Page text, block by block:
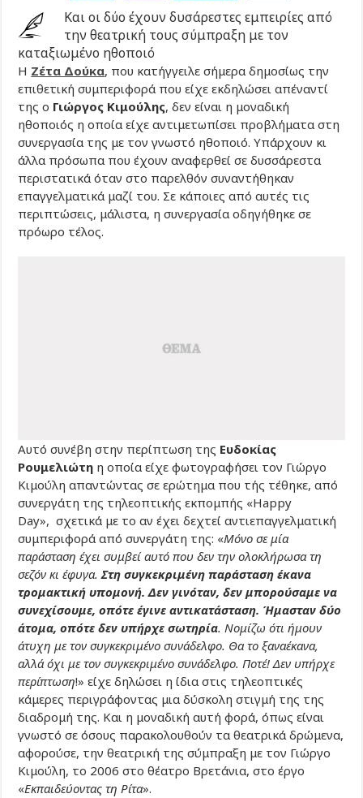
Και οι δύο έχουν δυσάρεστες εμπειρίες από
την θεατρική τους σύμπραξη με τον
καταξιωμένο ηθοποιό
Η Ζέτα Δούκα, που κατήγγειλε σήμερα δημοσίως την
επιθετική συμπεριφορά που είχε εκδηλώσει απέναντί
της ο Γιώργος Κιμούλης, δεν είναι η μοναδική
ηθοποιός η οποία είχε αντιμετωπίσει προβλήματα στη
συνεργασία της με τον γνωστό ηθοποιό. Υπάρχουν κι
άλλα πρόσωπα που έχουν αναφερθεί σε δυσσάρεστα
περιστατικά όταν στο παρελθόν συναντήθηκαν
επαγγελματικά μαζί του. Σε κάποιες από αυτές τις
περιπτώσεις, μάλιστα, η συνεργασία οδηγήθηκε σε
πρόωρο τέλος.
Αυτό συνέβη στην περίπτωση της Ευδοκίας
Ρουμελιώτη η οποία είχε φωτογραφήσει τον Γιώργο
Κιμούλη απαντώντας σε ερώτημα που τής τέθηκε, από
συνεργάτη της τηλεοπτικής εκπομπής «Happy
Day», σχετικά με το αν έχει δεχτεί αντιεπαγγελματική
συμπεριφορά από συνεργάτη της: «Μόνο σε μία
παράσταση έχει συμβεί αυτό που δεν την ολοκλήρωσα τη
σεζόν κι έφυγα.Στη συγκεκριμένη παράσταση έκανα
τρομακτική υπομονή. Δεν γινόταν, δεν μπορούσαμε να
συνεχίσουμε, οπότε έγινε αντικατάσταση. Ήμασταν δύο
άτομα, οπότε δεν υπήρχε σωτηρία. Νομίζω ότι ήμουν
άτυχη με τον συγκεκριμένο συνάδελφο. Θα το ξαναέκανα,
αλλά όχι με τον συγκεκριμένο συνάδελφο. Ποτέ! Δεν υπήρχε
περίπτωση!» είχε δηλώσει η ίδια στις τηλεοπτικές
κάμερες περιγράφοντας μια δύσκολη στιγμή της της
διαδρομή της. Και η μοναδική αυτή φορά, όπως είναι
γνωστό σε όσους παρακολουθούν τα θεατρικά δρώμενα,
αφορούσε, την θεατρική της σύμπραξη με τον Γιώργο
Κιμούλη, το 2006 στο θέατρο Βρετάνια, στο έργο
«Εκπαιδεύοντας τη Ρίτα».